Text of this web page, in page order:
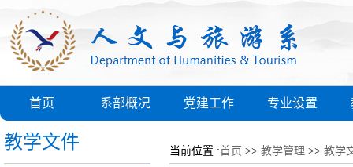
首页 系部概况 党建工作 专业设置
教学文件 当前位置 :首页 >> 教学管理 >> 教学